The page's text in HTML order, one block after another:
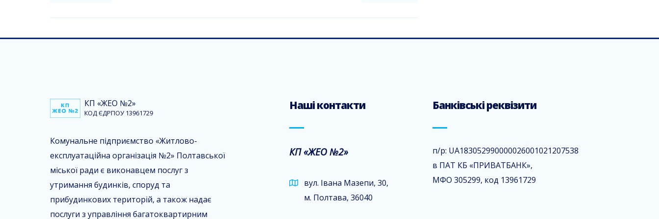
КП «ЖЕО №2»
КОД ЄДРПОУ 13961729
Комунальне підприємство «Житлово-
експлуатаційна організація №2» Полтавської
міської ради є виконавцем послуг з
утримання будинків, споруд та
прибудинкових територій, а також надає
послуги з управління багатоквартирним
Наші контакти
КП «ЖЕО №2»
вул. Івана Мазепи, 30,
м. Полтава, 36040
Банківські реквізити
п/р: UA183052990000026001021207538
в ПАТ КБ «ПРИВАТБАНК»,
МФО 305299, код 13961729